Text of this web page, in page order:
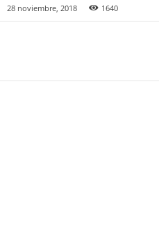
28 noviembre, 2018
1640